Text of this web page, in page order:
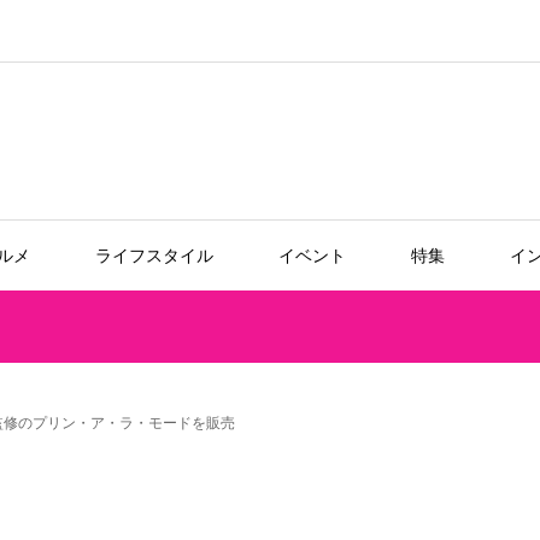
メ ライフスタイル イベント 特集 イ
のプリン・ア・ラ・モードを販売